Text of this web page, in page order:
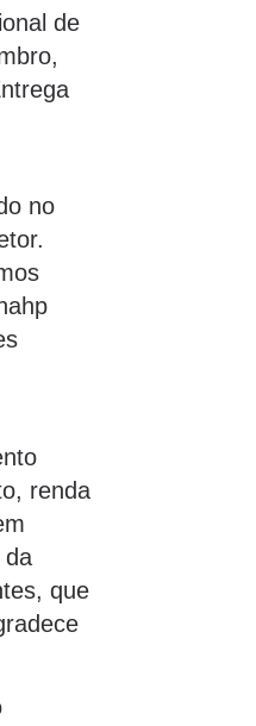
de
no
renda
da
que